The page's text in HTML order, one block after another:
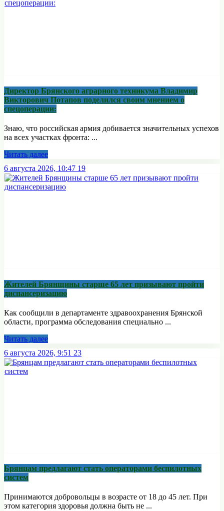
Директор Брянского аграрного техникума Владимир
Викторович Потапов поделился своим мнением о
спецоперации:
Знаю, что российская армия добивается значительных успехов
на всех участках фронта: ...
Читать далее
6 августа 2026, 10:47 19
Жителей Брянщины старше 65 лет призывают пройти
диспансеризацию
Как сообщили в департаменте здравоохранения Брянской
области, программа обследования специально ...
Читать далее
6 августа 2026, 9:51 23
Брянцам предлагают стать оперaторами бeспилотных
систeм
Принимаются добровольцы в возрасте от 18 до 45 лет. При
этом категория здоровья должна быть не ...